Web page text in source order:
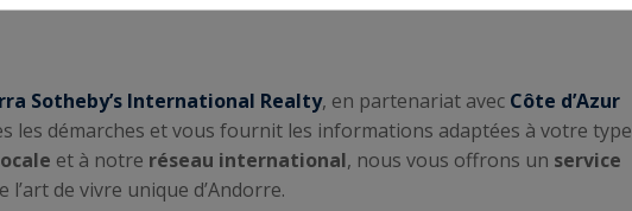
Sotheby’s International Realty, en partenariat avec Côte d’Azur
les démarches et vous fournit les informations adaptées à votre type
et à notre réseau international, nous vous offrons un service
de vivre unique d’Andorre.